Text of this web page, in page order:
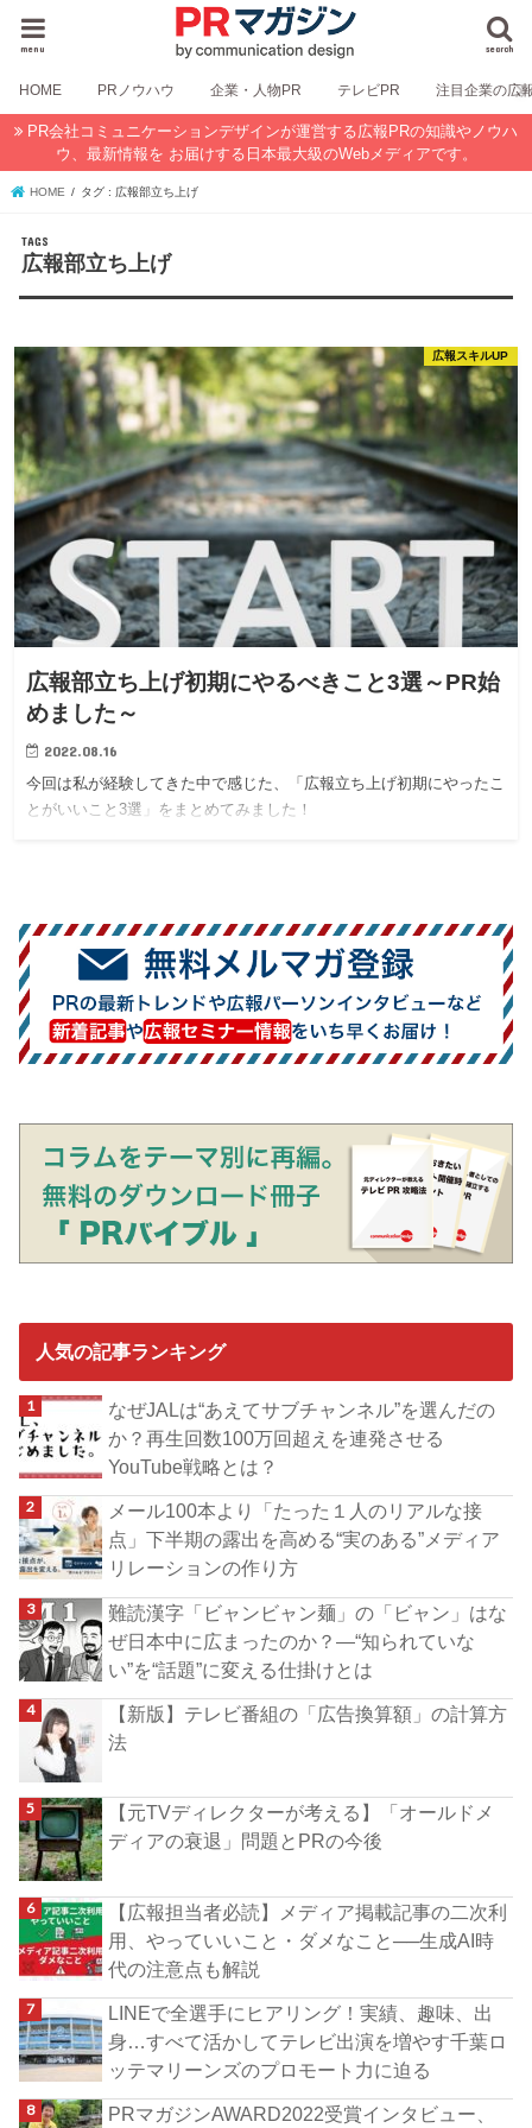
search
menu
HOME PRノウハウ 企業・人物PR テレビPR 注目企業の広
PR会社コミュニケーションデザインが運営する広報PRの知識やノウハ
ウ、最新情報を お届けする日本最大級のWebメディアです。
HOME タグ : 広報部立ち上げ
広報部立ち上げ
広報スキルUP
広報部立ち上げ初期にやるべきこと3選～PR始
めました～
2022.08.16
今回は私が経験してきた中で感じた、「広報立ち上げ初期にやったこ
とがいいこと3選」をまとめてみました！
人気の記事ランキング
なぜJALは“あえてサブチャンネル”を選んだの
か？再生回数100万回超えを連発させる
YouTube戦略とは？
メール100本より「たった１人のリアルな接
点」下半期の露出を高める“実のある”メディア
リレーションの作り方
難読漢字「ビャンビャン麺」の「ビャン」はな
ぜ日本中に広まったのか？―“知られていな
い”を“話題”に変える仕掛けとは
【新版】テレビ番組の「広告換算額」の計算方
法
【元TVディレクターが考える】「オールドメ
ディアの衰退」問題とPRの今後
【広報担当者必読】メディア掲載記事の二次利
用、やっていいこと・ダメなこと──生成AI時
代の注意点も解説
LINEで全選手にヒアリング！実績、趣味、出
身…すべて活かしてテレビ出演を増やす千葉ロ
ッテマリーンズのプロモート力に迫る
PRマガジンAWARD2022受賞インタビュー、